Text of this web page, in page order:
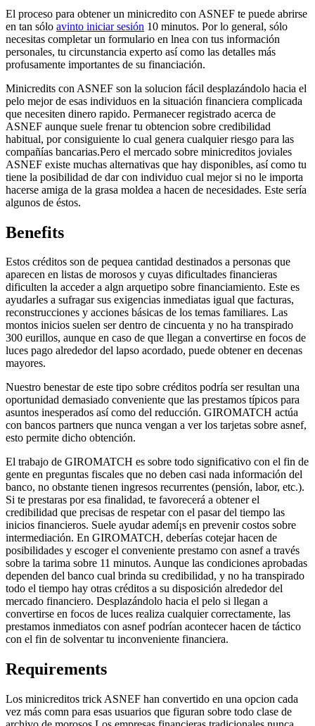
El proceso para obtener un minicredito con ASNEF te puede abrirse
en tan sólo avinto iniciar sesión 10 minutos. Por lo general, sólo
necesitas completar un formulario en lnea con tus información
personales, tu circunstancia experto así­ como las detalles más
profusamente importantes de su financiación.
Minicredits con ASNEF son la solucion fácil desplazándolo hacia el
pelo mejor de esas individuos en la situación financiera complicada
que necesiten dinero rapido. Permanecer registrado acerca de
ASNEF aunque suele frenar tu obtencion sobre credibilidad
habitual, por consiguiente lo cual genera cualquier riesgo para las
compañías bancarias.Pero el mercado sobre minicreditos joviales
ASNEF existe muchas alternativas que hay disponibles, así­ como tu
tiene la posibilidad de dar con individuo cual mejor si no le importa
hacerse amiga de la grasa moldea a hacen de necesidades. Este serí­a
algunos de éstos.
Benefits
Estos créditos son de pequea cantidad destinados a personas que
aparecen en listas de morosos y cuyas dificultades financieras
dificulten la acceder a algn arquetipo sobre financiamiento. Este es
ayudarles a sufragar sus exigencias inmediatas igual que facturas,
reconstrucciones y acciones básicas de los temas familiares. Las
montos inicios suelen ser dentro de cincuenta y no ha transpirado
300 eurillos, aunque en caso de que llegan a convertirse en focos de
luces pago alrededor del lapso acordado, puede obtener en decenas
mayores.
Nuestro benestar de este tipo sobre créditos podrí­a ser resultan una
oportunidad demasiado conveniente que las prestamos tí­picos para
asuntos inesperados así­ como del reducción. GIROMATCH actúa
con bancos partners que nunca vengan a ver los tarjetas sobre asnef,
esto permite dicho obtención.
El trabajo de GIROMATCH es sobre todo significativo con el fin de
gente en preguntas fiscales que no deben casi nada información del
banco, no obstante tienen ingresos recurrentes (pensión, labor, etc.).
Si te prestaras por esa finalidad, te favorecerá a obtener el
credibilidad que precisas de respetar con el pasar del tiempo las
inicios financieros. Suele ayudar ademí¡s en prevenir costos sobre
intermediación. En GIROMATCH, deberías cotejar hacen de
posibilidades y escoger el conveniente prestamo con asnef a través
sobre la tarima sobre 11 minutos. Aunque las condiciones aprobadas
dependen del banco cual brinda su credibilidad, y no ha transpirado
todo el tiempo hay otras créditos a su disposición alrededor del
mercado financiero. Desplazándolo hacia el pelo si llegan a
convertirse en focos de luces realiza cualquier correctamente, las
prestamos inmediatos con asnef podrían acontecer hacen de táctico
con el fin de solventar tu inconveniente financiera.
Requirements
Los minicreditos trick ASNEF han convertido en una opcion cada
vez más comn para esas usuarios que figuran sobre todo clase de